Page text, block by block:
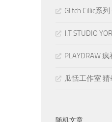
Glitch Cillic系
J.T STUDIO
PLAYDRAW
瓜恬工作室
随机文章